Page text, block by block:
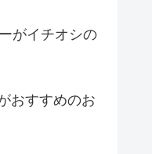
がイチオシの
おすすめのお